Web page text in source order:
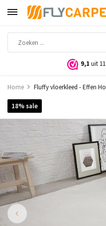
9,1uit
Home Fluffy vloerkleed - Effen
18% sale